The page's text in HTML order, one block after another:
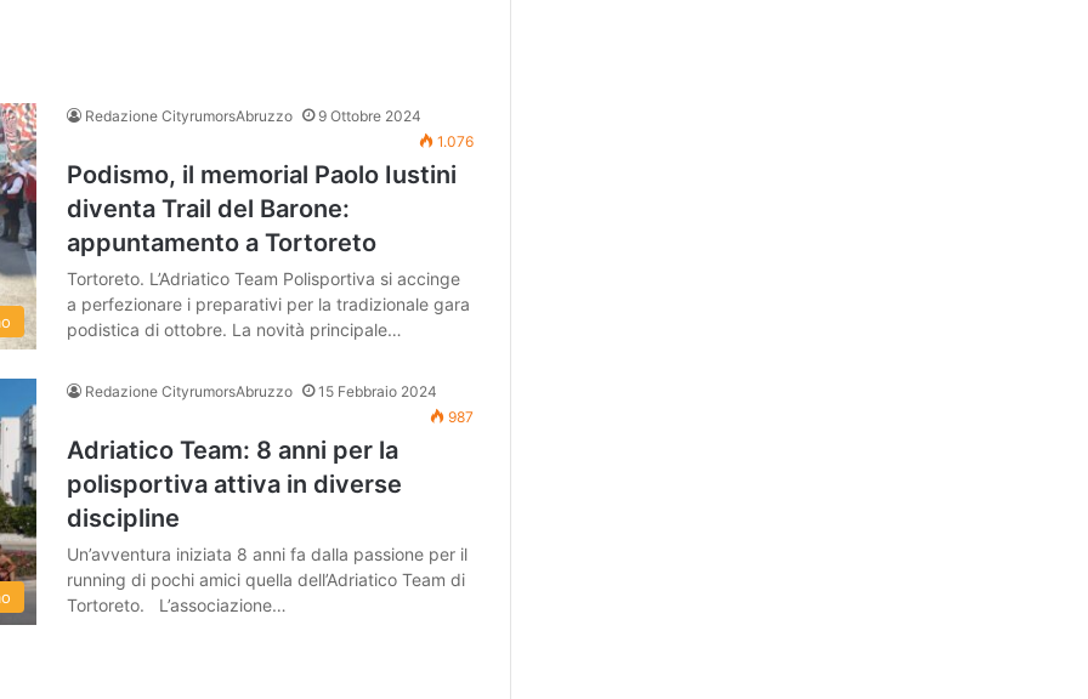
Redazione CityrumorsAbruzzo
9 Ottobre 2024
1.076
Podismo, il memorial Paolo Iustini
diventa Trail del Barone:
appuntamento a Tortoreto
Tortoreto. L’Adriatico Team Polisportiva si accinge
a perfezionare i preparativi per la tradizionale gara
podistica di ottobre. La novità principale…
Redazione CityrumorsAbruzzo
15 Febbraio 2024
987
Adriatico Team: 8 anni per la
polisportiva attiva in diverse
discipline
Un’avventura iniziata 8 anni fa dalla passione per il
running di pochi amici quella dell’Adriatico Team di
Tortoreto. L’associazione…